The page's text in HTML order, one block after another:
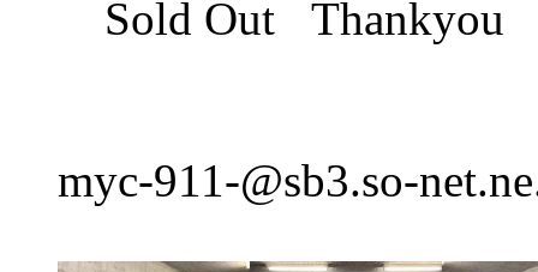
Sold Out Thankyou
myc-911-@sb3.so-